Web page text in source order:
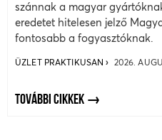
szánnak a magyar
eredetet hitelesen jelző
fontosabb a fogyasztóknak.
ÜZLET PRAKTIKUSAN 2026.
TOVÁBBI CIKKEK